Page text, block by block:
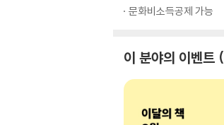
문화비소득공제 가능
이 분야의 이벤트